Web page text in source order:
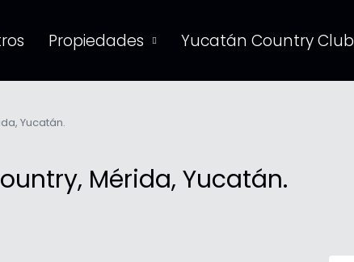
Propiedades Yucatán Country Club
Yucatán.
Mérida, Yucatán.